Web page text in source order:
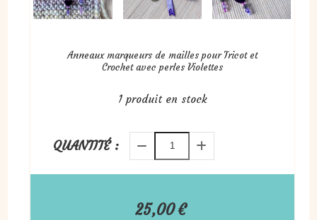
Anneaux marqueurs de mailles pour Tricot et
Crochet avec perles Violettes
25,00€
1produit en stock
QUANTITÉ :